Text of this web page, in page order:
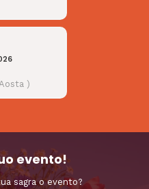
)
evento!
sagra o evento?